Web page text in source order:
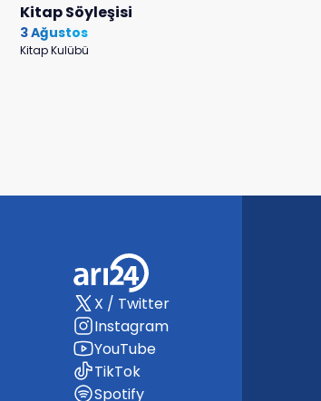
Kitap Söyleşisi
3 Ağustos
Kitap Kulübü
X / Twitter
Instagram
YouTube
TikTok
Spotify